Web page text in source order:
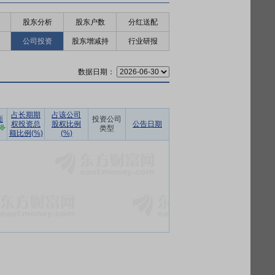
股东分析 股东户数 分红送配
公司投资 股东增减持 行业研报
数据日期：
占长期期
权投资总
额比例(%)
占该公司
股权比例
(%)
投资公司
类型
公告日期